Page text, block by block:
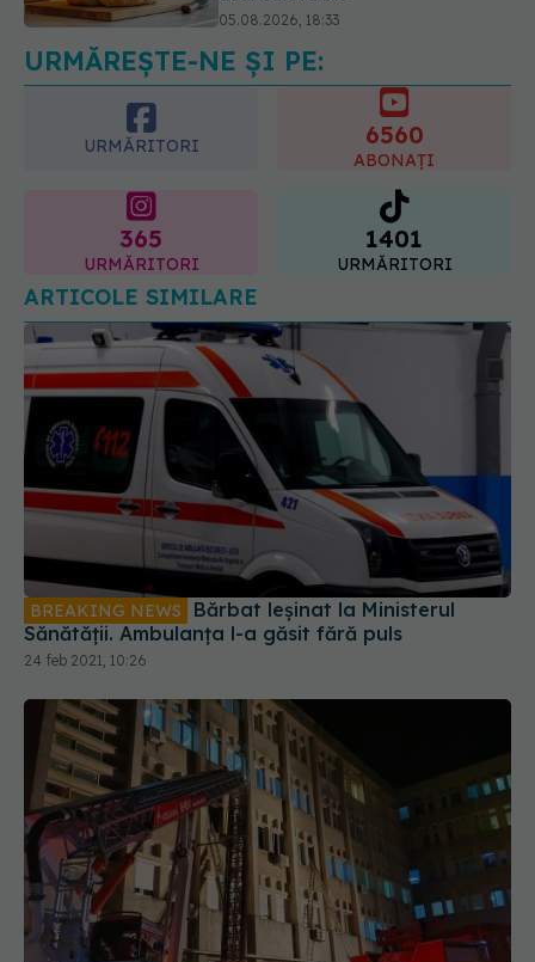
URMĂREȘTE-NE ȘI PE:
URMĂRITORI 6560
ABONAȚI
365
URMĂRITORI
1401
URMĂRITORI
ARTICOLE SIMILARE
BREAKING NEWS
Sănătății. Ambulanța l-a găsit fără puls
24 feb 2021, 10:26